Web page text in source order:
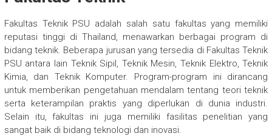
Fakultas Teknik PSU adalah salah satu fakultas yang memiliki
reputasi tinggi di Thailand, menawarkan berbagai program di
bidang teknik. Beberapa jurusan yang tersedia di Fakultas Teknik
PSU antara lain Teknik Sipil, Teknik Mesin, Teknik Elektro, Teknik
Kimia, dan Teknik Komputer. Program-program ini dirancang
untuk memberikan pengetahuan mendalam tentang teori teknik
serta keterampilan praktis yang diperlukan di dunia industri.
Selain itu, fakultas ini juga memiliki fasilitas penelitian yang
sangat baik di bidang teknologi dan inovasi.